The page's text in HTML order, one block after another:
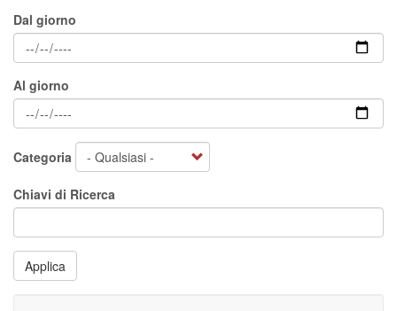
Dal giorno
Al giorno
Categoria
Chiavi di Ricerca
Applica